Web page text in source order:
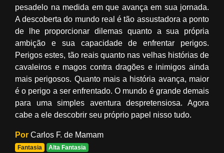
pesadelo na medida em que avança em sua jornada.
A descoberta do mundo real é tão assustadora a ponto
de lhe proporcionar dilemas quanto a sua própria
ambição e sua capacidade de enfrentar perigos.
Perigos estes, tão reais quanto nas velhas histórias de
cavaleiros e magos contra dragões e inimigos ainda
mais perigosos. Quanto mais a história avança, maior
é o perigo a ser enfrentado. O mundo é grande demais
para uma simples aventura despretensiosa. Agora
cabe a ele descobrir seu próprio papel nisso tudo.
Por Carlos F. de Mamam
Fantasia Alta Fantasia